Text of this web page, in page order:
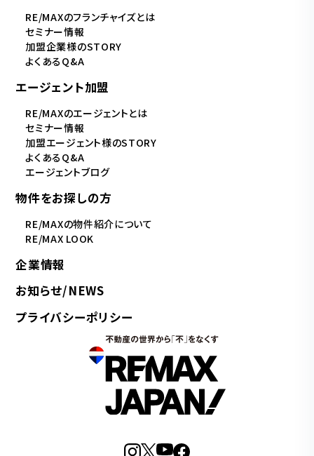
RE/MAXのフランチャイズとは
セミナー情報
加盟企業様のSTORY
よくあるQ&A
エージェント加盟
RE/MAXのエージェントとは
セミナー情報
加盟エージェント様のSTORY
よくあるQ&A
エージェントブログ
物件をお探しの方
RE/MAXの物件紹介について
RE/MAX LOOK
企業情報
お知らせ/NEWS
プライバシーポリシー